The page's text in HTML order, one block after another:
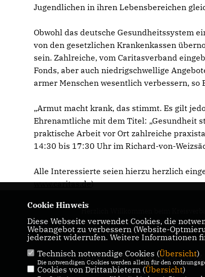
Jugendlichen in ihren Lebensbereichen
Obwohl das deutsche Gesundheitssystem
von den gesetzlichen Krankenkassen
sein. Zahlreiche, vom Caritasverband
Fonds, aber auch niedrigschwellige
armer Menschen wesentlich verbessern, so
Armut macht krank, das stimmt. Es gilt
Ehrenamtliche mit dem Titel: „Gesundheit
praktische Arbeit vor Ort zahlreiche
14:30 bis 17:30 Uhr im Richard-von-
Alle Interessierte seien hierzu herzlich
www.caritas.de)
Herzlich Willkommen beim
Coesfeld! Hier erhalten Sie
die politische Arbeit und Termine.
IMPRESSUM
DATENSCHUTZ
KONTAKT
Cookie Hinweis
Diese Webseite verwendet Cookies, die
Webangebot zu verbessern (Website-
jederzeit widerrufen. Weitere Informationen
Technisch notwendige Cookies (Übersicht)
Die notwendigen Cookies werden allein für den
Cookies von Drittanbietern (Übersicht)